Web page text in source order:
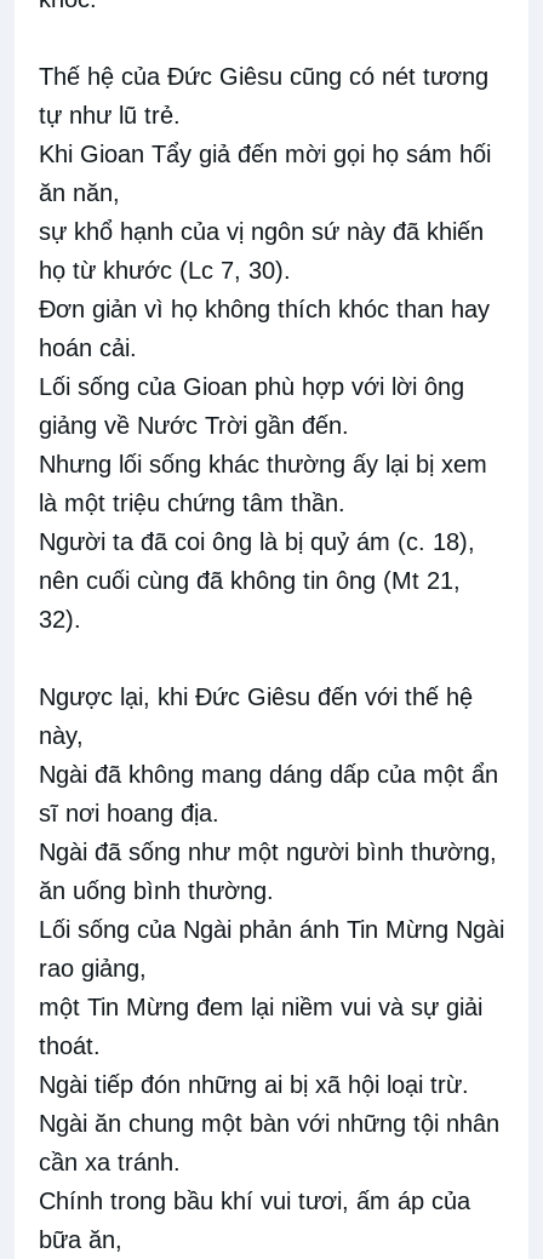
Thế hệ của Đức Giêsu cũng có nét tương
tự như lũ trẻ.
Khi Gioan Tẩy giả đến mời gọi họ sám hối
ăn năn,
sự khổ hạnh của vị ngôn sứ này đã khiến
họ từ khước (Lc 7, 30).
Đơn giản vì họ không thích khóc than hay
hoán cải.
Lối sống của Gioan phù hợp với lời ông
giảng về Nước Trời gần đến.
Nhưng lối sống khác thường ấy lại bị xem
là một triệu chứng tâm thần.
Người ta đã coi ông là bị quỷ ám (c. 18),
nên cuối cùng đã không tin ông (Mt 21,
32).
Ngược lại, khi Đức Giêsu đến với thế hệ
này,
Ngài đã không mang dáng dấp của một ẩn
sĩ nơi hoang địa.
Ngài đã sống như một người bình thường,
ăn uống bình thường.
Lối sống của Ngài phản ánh Tin Mừng Ngài
rao giảng,
một Tin Mừng đem lại niềm vui và sự giải
thoát.
Ngài tiếp đón những ai bị xã hội loại trừ.
Ngài ăn chung một bàn với những tội nhân
cần xa tránh.
Chính trong bầu khí vui tươi, ấm áp của
bữa ăn,